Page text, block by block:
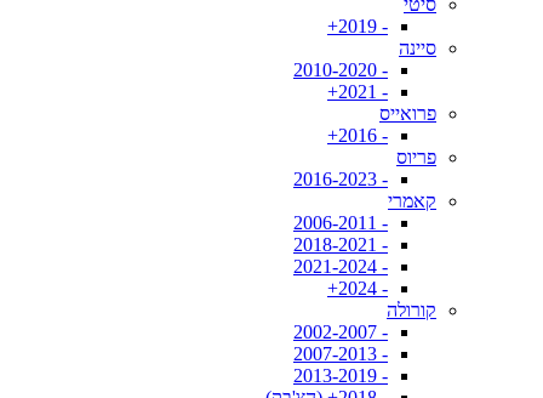
סיטי
- 2019+
סיינה
- 2010-2020
- 2021+
פרואייס
- 2016+
פריוס
- 2016-2023
קאמרי
- 2006-2011
- 2018-2021
- 2021-2024
- 2024+
קורולה
- 2002-2007
- 2007-2013
- 2013-2019